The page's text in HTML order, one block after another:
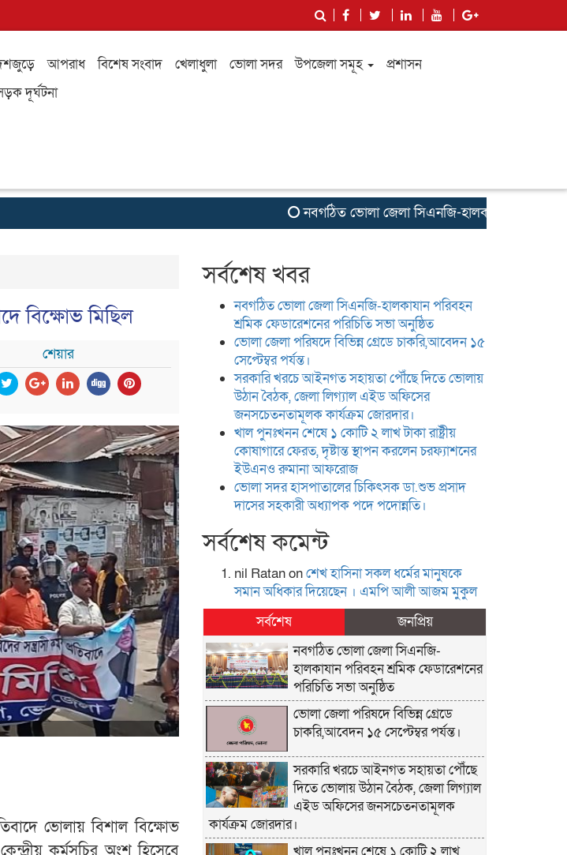
আপরাধ বিশেষ সংবাদ খেলাধুলা ভোলা সদর উপজেলা সমূহ
প্রশাসন
দূর্ঘটনা
নবগঠিত ভোলা জেলা সিএনজি-হালকাযান পরিবহন শ্রমিক
বিক্ষোভ মিছিল
শেয়ার
ভোলায় বিশাল বিক্ষোভ
সর্বশেষ খবর
নবগঠিত ভোলা জেলা সিএনজি-হালকাযান পরিবহন
শ্রমিক ফেডারেশনের পরিচিতি সভা অনুষ্ঠিত
ভোলা জেলা পরিষদে বিভিন্ন গ্রেডে চাকরি,আবেদন ১৫
সেপ্টেম্বর পর্যন্ত।
সরকারি খরচে আইনগত সহায়তা পৌঁছে দিতে ভোলায়
উঠান বৈঠক, জেলা লিগ্যাল এইড অফিসের
জনসচেতনতামূলক কার্যক্রম জোরদার।
খাল পুনঃখনন শেষে ১ কোটি ২ লাখ টাকা রাষ্ট্রীয়
কোষাগারে ফেরত, দৃষ্টান্ত স্থাপন করলেন চরফ্যাশনের
ইউএনও রুমানা আফরোজ
ভোলা সদর হাসপাতালের চিকিৎসক ডা.শুভ প্রসাদ
দাসের সহকারী অধ্যাপক পদে পদোন্নতি।
সর্বশেষ কমেন্ট
nil Ratanonশেখ হা‌সিনা সকল ধ‌র্মের মানু‌ষকে
সমান অ‌ধিকার দি‌য়ে‌ছেন । এম‌পি আলী আজম মুকুল
সর্বশেষ
জনপ্রিয়
নবগঠিত ভোলা জেলা সিএনজি-
হালকাযান পরিবহন শ্রমিক ফেডারেশনের
পরিচিতি সভা অনুষ্ঠিত
ভোলা জেলা পরিষদে বিভিন্ন গ্রেডে
চাকরি,আবেদন ১৫ সেপ্টেম্বর পর্যন্ত।
সরকারি খরচে আইনগত সহায়তা পৌঁছে
দিতে ভোলায় উঠান বৈঠক, জেলা লিগ্যাল
এইড অফিসের জনসচেতনতামূলক
কার্যক্রম জোরদার।
খাল পুনঃখনন শেষে ১ কোটি ২ লাখ